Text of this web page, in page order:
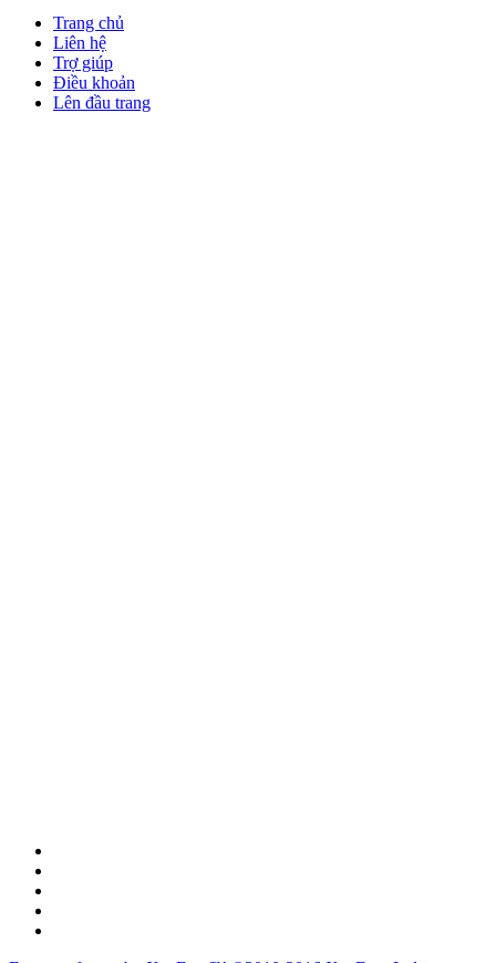
Trang chủ
Liên hệ
Trợ giúp
Điều khoản
Lên đầu trang